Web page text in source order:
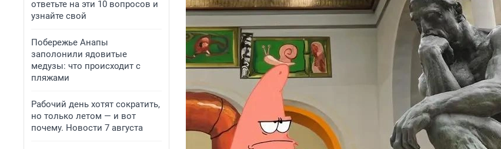
ответьте на эти 10 вопросов и
узнайте свой
Побережье Анапы
заполонили ядовитые
медузы: что происходит с
пляжами
Рабочий день хотят сократить,
но только летом — и вот
почему. Новости 7 августа